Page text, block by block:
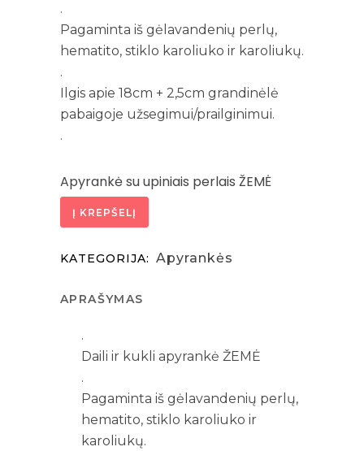
.
Pagaminta iš gėlavandenių perlų,
hematito, stiklo karoliuko ir karoliukų.
.
Ilgis apie 18cm + 2,5cm grandinėlė
pabaigoje užsegimui/prailginimui.
.
Apyrankė su upiniais perlais ŽEMĖ
quantity
Į KREPŠELĮ
KATEGORIJA: Apyrankės
APRAŠYMAS
.
Daili ir kukli apyrankė ŽEMĖ
.
Pagaminta iš gėlavandenių perlų,
hematito, stiklo karoliuko ir
karoliukų.